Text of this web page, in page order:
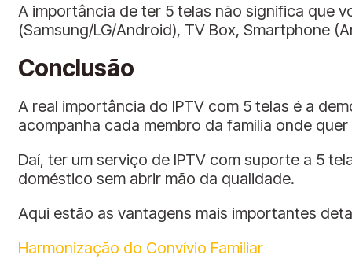
A importância de ter 5 telas não significa que
(Samsung/LG/Android), TV Box, Smartphone
Conclusão
A real importância do IPTV com 5 telas é a
acompanha cada membro da família onde
Daí, ter um serviço de IPTV com suporte a 5
doméstico sem abrir mão da qualidade.
Aqui estão as vantagens mais importantes
Harmonização do Convívio Familiar